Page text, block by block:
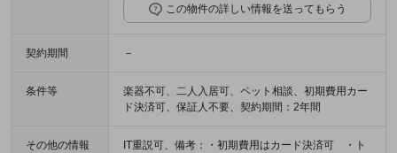
この物件の詳しい情報を送ってもらう
契約期間 －
条件等
楽器不可、二人入居可、ペット相談、初期費用カー
ド決済可、保証人不要、契約期間：2年間
その他の情報
IT重説可、備考：・初期費用はカード決済可 ・ト